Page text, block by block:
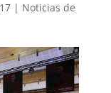
| Noticias de